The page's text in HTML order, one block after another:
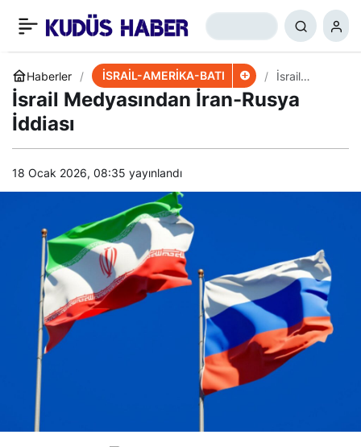
Haberler İSRAİL-AMERİKA-BATI
İsrail
n İran-
İsrail Medyasından İran-Rusya
İddiası
18 Ocak 2026, 08:35 yayınlandı
Kudüs’te Silahlı Direniş
Eylemi
+ 0 Paylaş